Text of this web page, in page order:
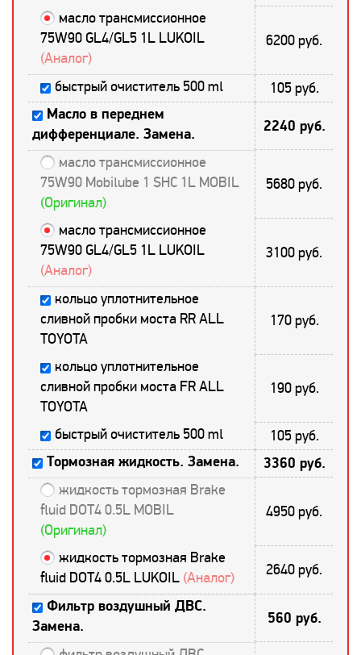
масло трансмиссионное
75W90 GL4/GL5 1L LUKOIL
(Аналог)
6200 руб.
быстрый очиститель 500 ml 105 руб.
Масло в переднем
дифференциале. Замена.
2240 руб.
масло трансмиссионное
75W90 Mobilube 1 SHC 1L MOBIL
(Оригинал)
5680 руб.
масло трансмиссионное
75W90 GL4/GL5 1L LUKOIL
(Аналог)
3100 руб.
кольцо уплотнительное
сливной пробки моста RR ALL
TOYOTA
170 руб.
кольцо уплотнительное
сливной пробки моста FR ALL
TOYOTA
190 руб.
быстрый очиститель 500 ml 105 руб.
Тормозная жидкость. Замена. 3360 руб.
жидкость тормозная Brake
fluid DOT4 0.5L MOBIL
(Оригинал)
4950 руб.
жидкость тормозная Brake
fluid DOT4 0.5L LUKOIL (Аналог) 2640 руб.
Фильтр воздушный ДВС.
Замена.
560 руб.